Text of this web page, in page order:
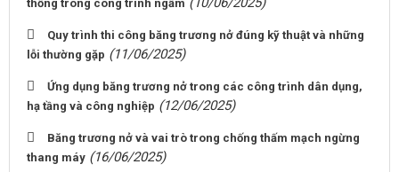
thống trong công trình ngầm
Quy trình thi công băng trương nở đúng kỹ thuật và những
lỗi thường gặp (11/06/2025)
Ứng dụng băng trương nở trong các công trình dân dụng,
hạ tầng và công nghiệp (12/06/2025)
Băng trương nở và vai trò trong chống thấm mạch ngừng
thang máy (16/06/2025)